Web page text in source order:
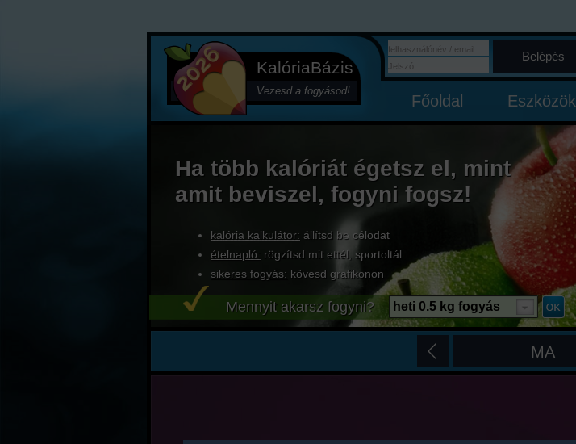
KalóriaBázis
Vezesd a fogyásod!
Belépés
Főoldal Eszközök
Ha több kalóriát égetsz el, mint
amit beviszel, fogyni fogsz!
kalória kalkulátor: állítsd be célodat
ételnapló: rögzítsd mit ettél, sportoltál
sikeres fogyás: kövesd grafikonon
Mennyit akarsz fogyni? heti 0.5 kg fogyás
MA